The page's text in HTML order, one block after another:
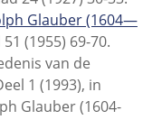
Glauber (1604—
(1955) 69-70.
van de
1 (1993), in
Glauber (1604-